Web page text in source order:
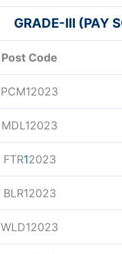
GRADE-III (PAY
Post Code
PCM12023
MDL12023
FTR12023
BLR12023
WLD12023